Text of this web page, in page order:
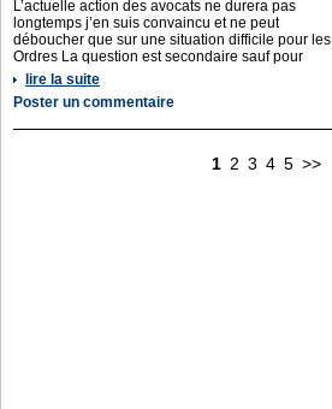
L’actuelle action des avocats ne durera pas
longtemps j’en suis convaincu et ne peut
déboucher que sur une situation difficile pour les
Ordres La question est secondaire sauf pour
lire la suite
Poster un commentaire
1 2 3 4 5 >>